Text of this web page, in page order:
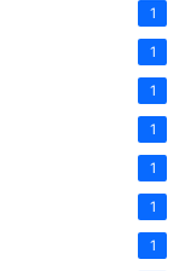
1
1
1
1
1
1
1